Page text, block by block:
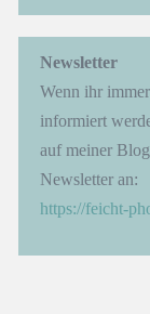
Newsletter
Wenn ihr
informiert
auf meiner
Newsletter an:
https://feicht-